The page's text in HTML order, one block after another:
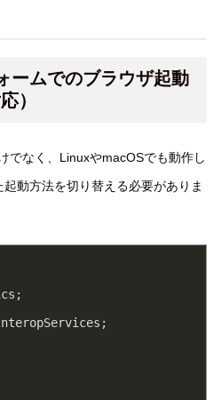
ームでのブラウザ起動
）
でなく、LinuxやmacOSでも動作し
動方法を切り替える必要がありま